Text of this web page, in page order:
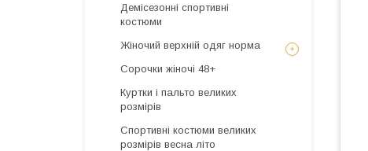
Демісезонні спортивні
костюми
Жіночий верхній одяг норма
Сорочки жіночі 48+
Куртки і пальто великих
розмірів
Спортивні костюми великих
розмірів весна літо